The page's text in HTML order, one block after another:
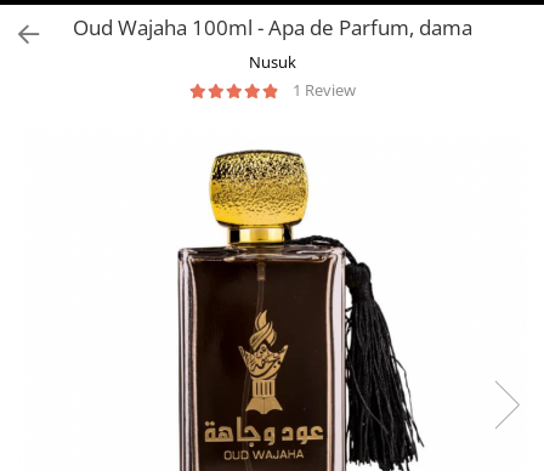
Pachete EL si EA
Parfumuri Condimentate
Oud Wajaha 100ml - Apa de Parfum, dama
Nusuk
1 Review